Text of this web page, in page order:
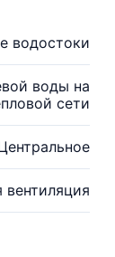
водостоки
воды на
сети